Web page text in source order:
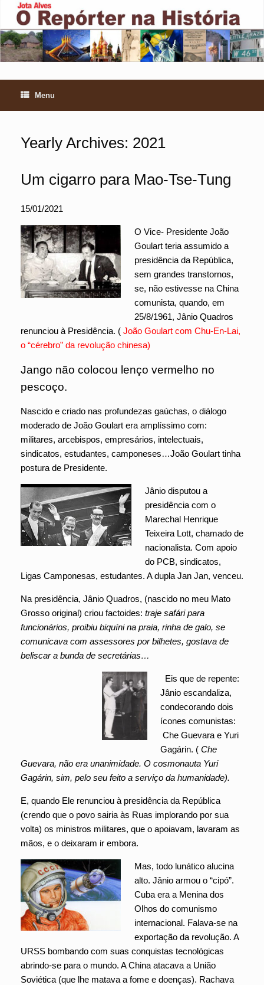
content
Menu
Yearly Archives: 2021
Um cigarro para Mao-Tse-Tung
15/01/2021
O Vice- Presidente João
Goulart teria assumido a
presidência da República,
sem grandes transtornos,
se, não estivesse na China
comunista, quando, em
25/8/1961, Jânio Quadros
renunciou à Presidência. ( João Goulart com Chu-En-Lai,
o “cérebro” da revolução chinesa)
Jango não colocou lenço vermelho no
pescoço.
Nascido e criado nas profundezas gaúchas, o diálogo
moderado de João Goulart era amplíssimo com:
militares, arcebispos, empresários, intelectuais,
sindicatos, estudantes, camponeses…João Goulart tinha
postura de Presidente.
Jânio disputou a
presidência com o
Marechal Henrique
Teixeira Lott, chamado de
nacionalista. Com apoio
do PCB, sindicatos,
Ligas Camponesas, estudantes. A dupla Jan Jan, venceu.
Na presidência, Jânio Quadros, (nascido no meu Mato
Grosso original) criou factoides: traje safári para
funcionários, proibiu biquíni na praia, rinha de galo, se
comunicava com assessores por bilhetes, gostava de
beliscar a bunda de secretárias…
Eis que de repente:
Jânio escandaliza,
condecorando dois
ícones comunistas:
Che Guevara e Yuri
Gagárin. ( Che
Guevara, não era unanimidade. O cosmonauta Yuri
Gagárin, sim, pelo seu feito a serviço da humanidade).
E, quando Ele renunciou à presidência da República
(crendo que o povo sairia às Ruas implorando por sua
volta) os ministros militares, que o apoiavam, lavaram as
mãos, e o deixaram ir embora.
Mas, todo lunático alucina
alto. Jânio armou o “cipó”.
Cuba era a Menina dos
Olhos do comunismo
internacional. Falava-se na
exportação da revolução. A
URSS bombando com suas conquistas tecnológicas
abrindo-se para o mundo. A China atacava a União
Soviética (que lhe matava a fome e doenças). Rachava